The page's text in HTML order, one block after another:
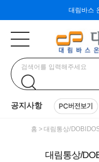
대림바스
공지사항
홈 대림통상/
대림통상/